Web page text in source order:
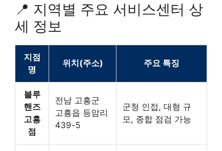
📍 지역별 주요 서비스센터 상
세 정보
지점
명
위치(주소) 주요 특징
블루
핸즈
고흥
점
전남 고흥군
고흥읍 등암리
439-5
군청 인접, 대형 규
모, 종합 점검 가능